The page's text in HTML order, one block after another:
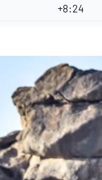
+8:24